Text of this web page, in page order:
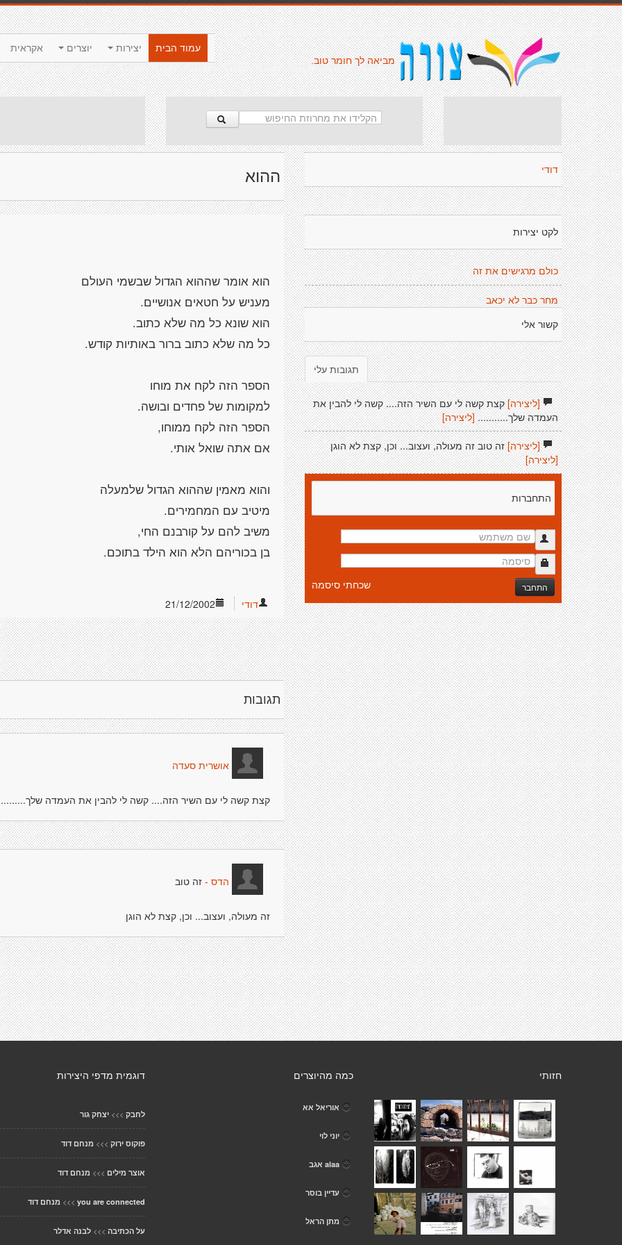
אקראית יוצרים יצירות
עמוד הבית
מביאה לך חומר טוב.
ההוא
21/12/2002 דודי
תגובות
אושרית סעדה
קצת קשה לי עם השיר הזה.... קשה לי להבין את העמדה
הדס - זה טוב
זה מעולה, ועצוב... וכן, קצת לא הוגן
דודי
לקט יצירות
כולם מרגישים את זה
מחר כבר לא יכאב
קשור אלי
תגובות עלי
[ליצירה]קצת קשה לי עם השיר הזה.... קשה לי להבין את
העמדה שלך........... [ליצירה]
[ליצירה]זה טוב זה מעולה, ועצוב... וכן, קצת לא הוגן
[ליצירה]
התחברות
התחבר שכחתי סיסמה
דוגמית מדפי היצירות
לחבק >>> יצחק גור
פוקוס ירוק >>> מנחם דוד
אוצר מילים >>> מנחם דוד
you are connected
>>> מנחם דוד
על הכתיבה >>> לבנה אדלר
כמה מהיוצרים
אוריאל אא
יוני לוי
alaa אגב
עדיין בוסר
מתן הראל
חזותי